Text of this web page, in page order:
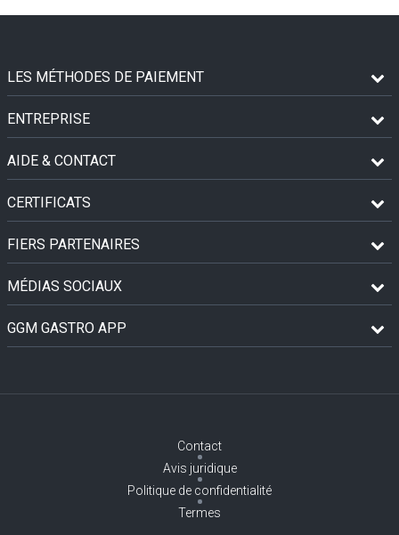
LES MÉTHODES DE PAIEMENT
ENTREPRISE
AIDE & CONTACT
CERTIFICATS
FIERS PARTENAIRES
MÉDIAS SOCIAUX
GGM GASTRO APP
Contact
Avis juridique
Politique de confidentialité
Termes